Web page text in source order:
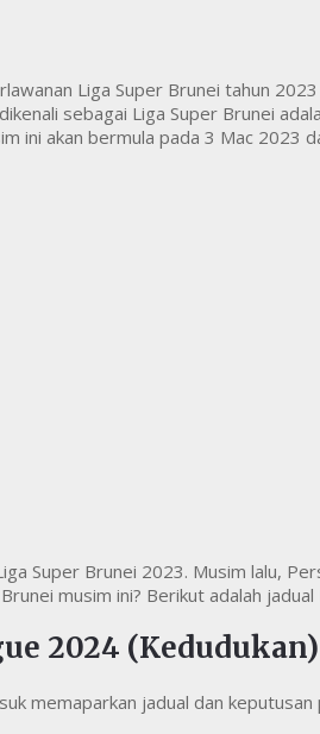
Liga Super Brunei tahun
sebagai Liga Super Brunei
ini akan bermula pada 3 Mac 2023
Super Brunei 2023. Musim lalu,
musim ini? Berikut adalah
2024 (Kedudukan)
memaparkan jadual dan keputusan